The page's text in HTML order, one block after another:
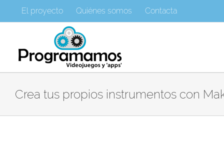
Saltar
al
El proyecto Quiénes somos Contacta
Crea tus propios instrumentos con